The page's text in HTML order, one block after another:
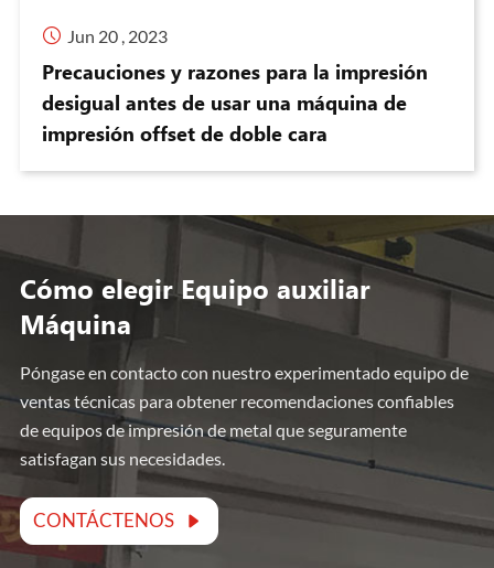
 Jun 20 , 2023
Precauciones y razones para la impresión
desigual antes de usar una máquina de
impresión offset de doble cara
Cómo elegir Equipo auxiliar
Máquina
Póngase en contacto con nuestro experimentado equipo de
ventas técnicas para obtener recomendaciones confiables
de equipos de impresión de metal que seguramente
satisfagan sus necesidades.
CONTÁCTENOS 